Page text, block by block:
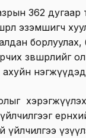
362
эзэмшигч
үйлчилгээ